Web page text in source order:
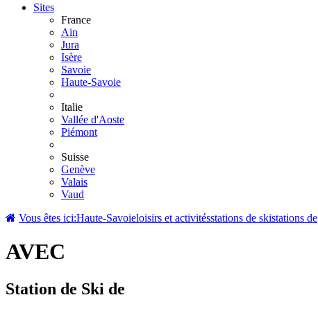
Sites
France
Ain
Jura
Isère
Savoie
Haute-Savoie
Italie
Vallée d'Aoste
Piémont
Suisse
Genève
Valais
Vaud
Vous êtes ici:Haute-Savoieloisirs et activitésstations de skistations de
AVEC
Station de Ski de